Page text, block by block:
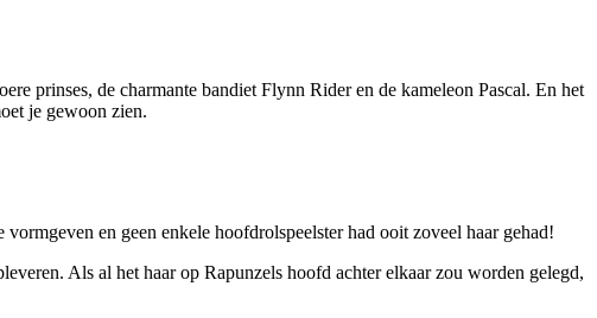
prinses, de charmante bandiet Flynn Rider en de kameleon Pascal. En het
je gewoon zien.
en geen enkele hoofdrolspeelster had ooit zoveel haar gehad!
Als al het haar op Rapunzels hoofd achter elkaar zou worden gelegd,